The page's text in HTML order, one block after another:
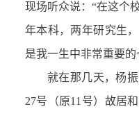
现场听众说：“在这个
年本科，两年研究生
是我一生中非常重要的
就在那几天，杨
27号（原11号）故居